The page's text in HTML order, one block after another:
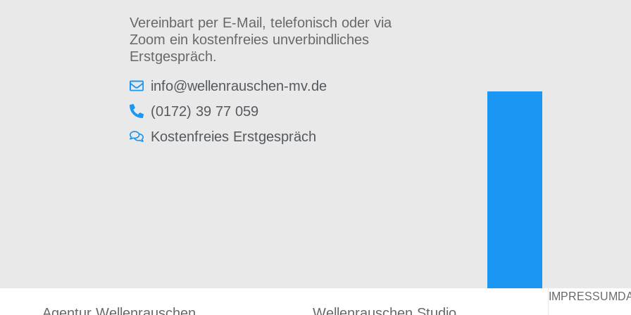
Vereinbart per E-Mail, telefonisch oder via
Zoom ein kostenfreies unverbindliches
Erstgespräch.
info@wellenrauschen-mv.de
(0172) 39 77 059
Kostenfreies Erstgespräch
IMPRESSUM